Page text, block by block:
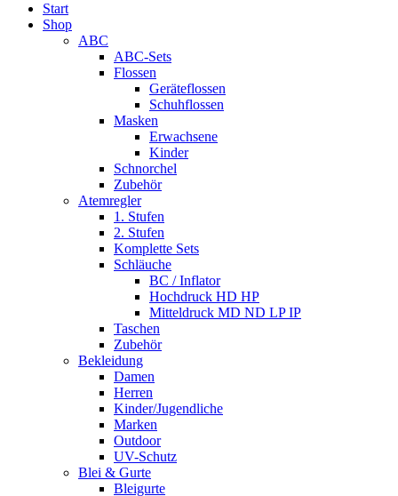
Start
Shop
ABC
ABC-Sets
Flossen
Geräteflossen
Schuhflossen
Masken
Erwachsene
Kinder
Schnorchel
Zubehör
Atemregler
1. Stufen
2. Stufen
Komplette Sets
Schläuche
BC / Inflator
Hochdruck HD HP
Mitteldruck MD ND LP IP
Taschen
Zubehör
Bekleidung
Damen
Herren
Kinder/Jugendliche
Marken
Outdoor
UV-Schutz
Blei & Gurte
Bleigurte